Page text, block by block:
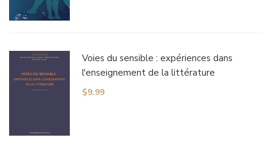
Voies du sensible : expériences dans
l'enseignement de la littérature
$9.99